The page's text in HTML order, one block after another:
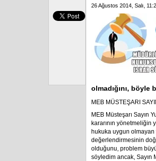
26 Ağustos 2014, Salı,
olmadığını,
MEB MÜSTEŞARI
MEB Müsteşarı Sayın
kararının
hukuka uygun
değerlendirmesinin
olduğunu, problem
söyledim ancak, Sayın